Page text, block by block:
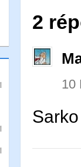
2
10